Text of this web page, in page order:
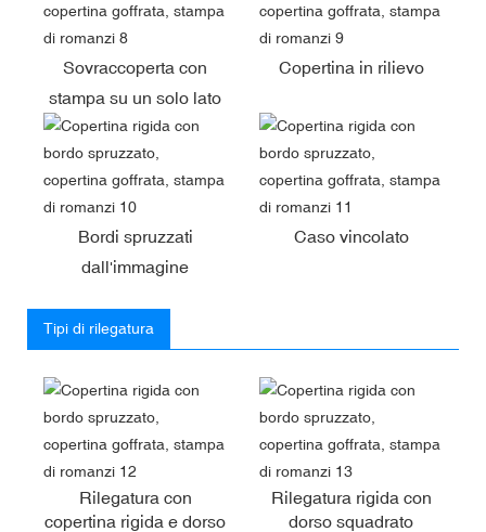
Sovraccoperta con
stampa su un solo lato
Copertina in rilievo
Bordi spruzzati
dall'immagine
Caso vincolato
Tipi di rilegatura
Rilegatura con
copertina rigida e dorso
Rilegatura rigida con
dorso squadrato